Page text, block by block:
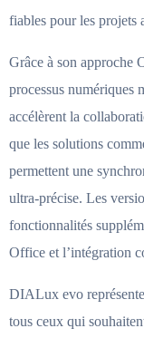
fiables pour les projets
Grâce à son approche
processus numériques
accélèrent la
que les solutions
permettent une
ultra-précise. Les
fonctionnalités
Office et l’intégration
DIALux evo
tous ceux qui